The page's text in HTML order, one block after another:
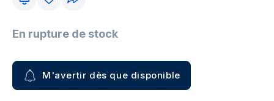
En rupture de stock
M'avertir dès que disponible